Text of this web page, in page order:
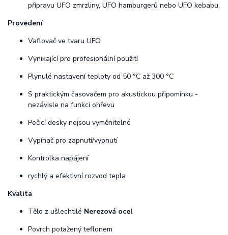
přípravu UFO zmrzliny, UFO hamburgerů nebo UFO kebabu.
Provedení
Vaflovač ve tvaru UFO
Vynikající pro profesionální použití
Plynulé nastavení teploty od 50 °C až 300 °C
S praktickým časovačem pro akustickou připomínku -
nezávisle na funkci ohřevu
Pečicí desky nejsou vyměnitelné
Vypínač pro zapnutí/vypnutí
Kontrolka napájení
rychlý a efektivní rozvod tepla
Kvalita
Tělo z ušlechtilé Nerezová ocel
Povrch potažený teflonem